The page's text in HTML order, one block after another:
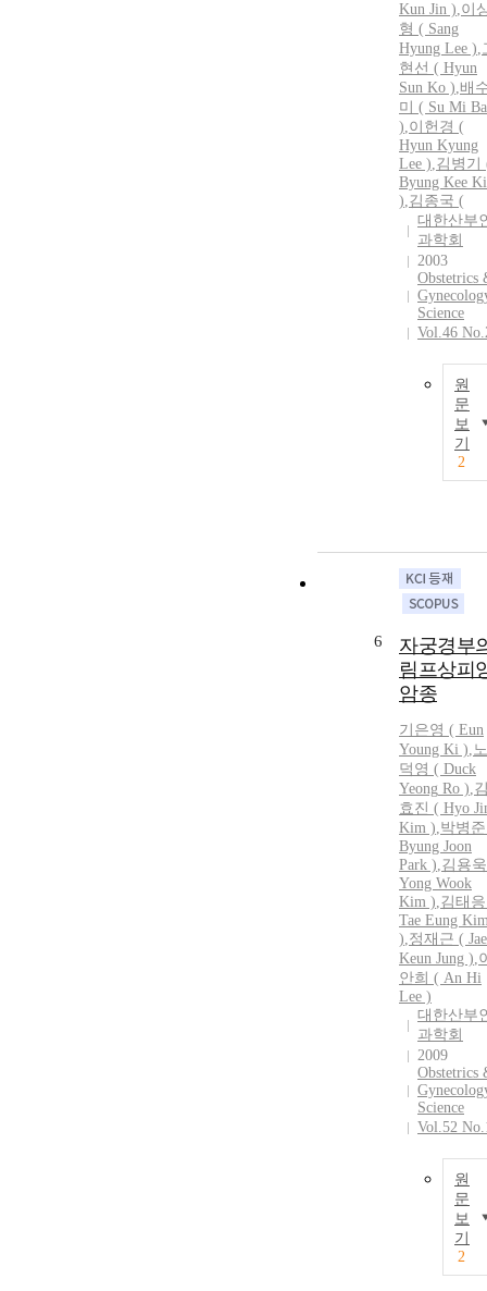
Kun Jin ),이
형 ( Sang
Hyung Lee ),
현선 ( Hyun
Sun Ko ),배
미 ( Su Mi
),이헌경 (
Hyun Kyung
Lee ),김병기
Byung Kee
),김종국 (
대한산부
과학회
2003
Obstetrics
Science
Vol.46
원
문
보
기
2
6
자궁경부
림프상피
암종
기은영 ( Eun
Young Ki ),노
덕영 ( Duck
Yeong Ro ),
효진 ( Hyo
Kim ),박병
Byung Joon
Park ),김용
Yong Wook
Kim ),김태
Tae Eung
),정재근 ( Jae
Keun Jung ),
안희 ( An Hi
Lee )
대한산부
과학회
2009
Obstetrics
Science
Vol.52
원
문
보
기
2